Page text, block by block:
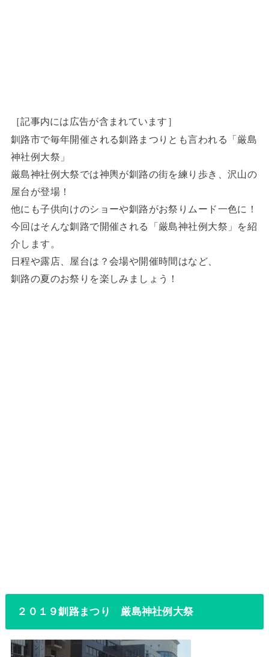
［記事内には広告が含まれています］
釧路市で毎年開催される釧路まつりとも言われる「厳島
神社例大祭」
厳島神社例大祭では神輿が釧路の街を練り歩き、沢山の
屋台が登場！
他にも子供向けのショーや釧路がお祭りムード一色に！
今回はそんな釧路で開催される「厳島神社例大祭」を紹
介します。
日程や露店、屋台は？会場や開催時間はなど、
釧路の夏のお祭りを楽しみましょう！
２０１９釧路まつり 厳島神社例大祭